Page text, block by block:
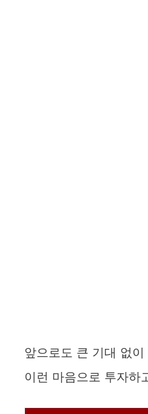
앞으로도 큰 기대 없
이런 마음으로 투자하